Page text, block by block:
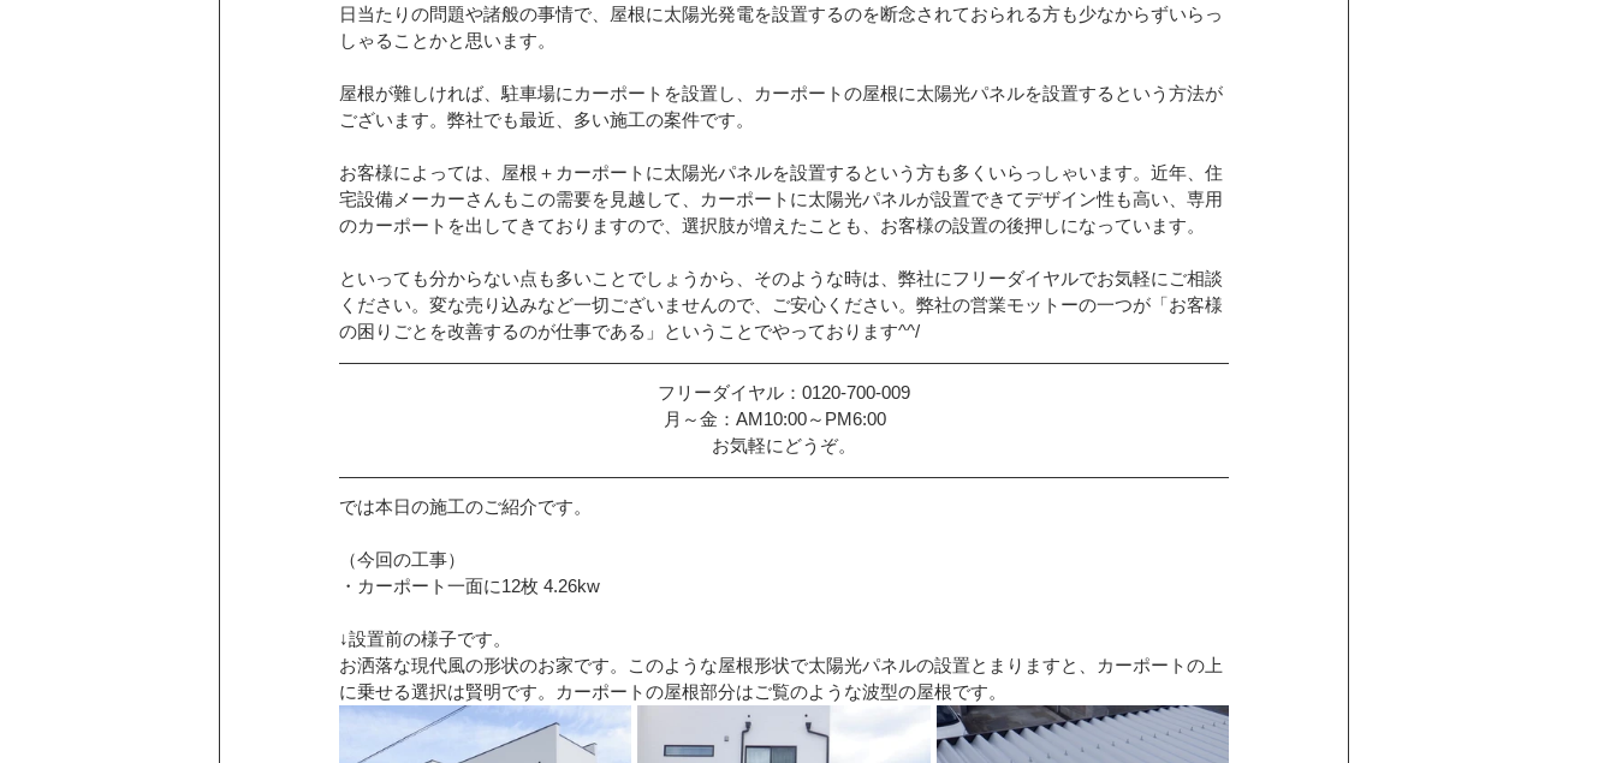
こんな話あんな話 山復興プロジェクト IHクッキングヒーター エコキュート
日当たりの問題や諸般の事情で、屋根に太陽光発電を設置するのを断念されておられる方も少なからずいらっ
しゃることかと思います。
屋根が難しければ、駐車場にカーポートを設置し、カーポートの屋根に太陽光パネルを設置するという方法が
ございます。弊社でも最近、多い施工の案件です。
お客様によっては、屋根＋カーポートに太陽光パネルを設置するという方も多くいらっしゃいます。近年、住
宅設備メーカーさんもこの需要を見越して、カーポートに太陽光パネルが設置できてデザイン性も高い、専用
のカーポートを出してきておりますので、選択肢が増えたことも、お客様の設置の後押しになっています。
といっても分からない点も多いことでしょうから、そのような時は、弊社にフリーダイヤルでお気軽にご相談
ください。変な売り込みなど一切ございませんので、ご安心ください。弊社の営業モットーの一つが「お客様
の困りごとを改善するのが仕事である」ということでやっております^^/
フリーダイヤル：0120-700-009
月～金：AM10:00～PM6:00
お気軽にどうぞ。
では本日の施工のご紹介です。
（今回の工事）
・カーポート一面に12枚 4.26kw
↓設置前の様子です。
お洒落な現代風の形状のお家です。このような屋根形状で太陽光パネルの設置とまりますと、カーポートの上
に乗せる選択は賢明です。カーポートの屋根部分はご覧のような波型の屋根です。